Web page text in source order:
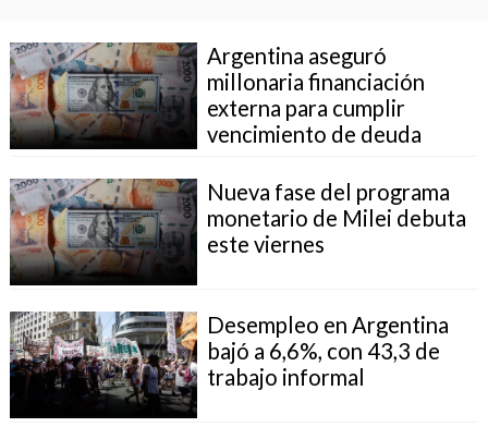
Argentina aseguró
millonaria financiación
externa para cumplir
vencimiento de deuda
Nueva fase del programa
monetario de Milei debuta
este viernes
Desempleo en Argentina
bajó a 6,6%, con 43,3 de
trabajo informal